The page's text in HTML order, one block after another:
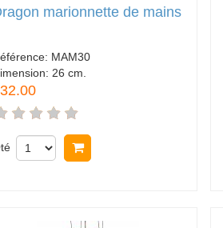
marionnette de mains
MAM30
26 cm.